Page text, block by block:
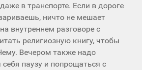
в транспорте. Если в дороге
ничто не мешает
внутреннем разговоре с
религиозную книгу, чтобы
Вечером также надо
паузу и попрощаться с